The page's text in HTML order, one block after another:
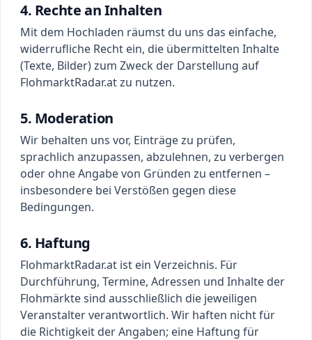
4. Rechte an Inhalten
Mit dem Hochladen räumst du uns das einfache,
widerrufliche Recht ein, die übermittelten Inhalte
(Texte, Bilder) zum Zweck der Darstellung auf
FlohmarktRadar.at zu nutzen.
5. Moderation
Wir behalten uns vor, Einträge zu prüfen,
sprachlich anzupassen, abzulehnen, zu verbergen
oder ohne Angabe von Gründen zu entfernen –
insbesondere bei Verstößen gegen diese
Bedingungen.
6. Haftung
FlohmarktRadar.at ist ein Verzeichnis. Für
Durchführung, Termine, Adressen und Inhalte der
Flohmärkte sind ausschließlich die jeweiligen
Veranstalter verantwortlich. Wir haften nicht für
die Richtigkeit der Angaben; eine Haftung für